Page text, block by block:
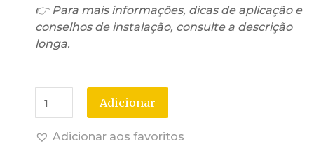
👉 Para mais informações, dicas de aplicação e
conselhos de instalação, consulte a descrição
longa.
Adicionar
Adicionar aos favoritos